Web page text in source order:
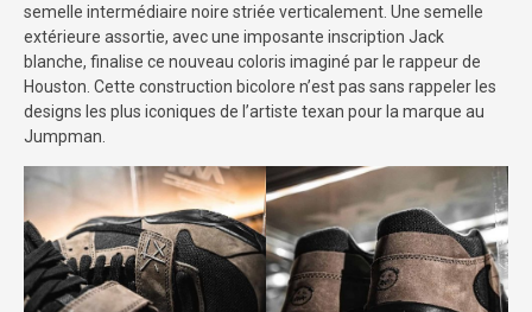
semelle intermédiaire noire striée verticalement. Une semelle
extérieure assortie, avec une imposante inscription Jack
blanche, finalise ce nouveau coloris imaginé par le rappeur de
Houston. Cette construction bicolore n’est pas sans rappeler les
designs les plus iconiques de l’artiste texan pour la marque au
Jumpman.